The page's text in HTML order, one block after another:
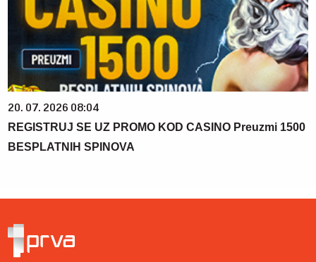
20. 07. 2026 08:04
REGISTRUJ SE UZ PROMO KOD CASINO Preuzmi 1500
BESPLATNIH SPINOVA